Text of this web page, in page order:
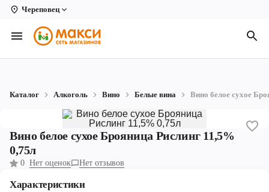
Череповец
Вологда
Архангельск
Кирово-Чепецк
Коряжма
Каталог Алкоголь Вино Белые вина Вино белое сухое
Вино белое сухое Брояница Рислинг 11,5%
0,75л
0 Нет оценок Нет отзывов
Характеристики